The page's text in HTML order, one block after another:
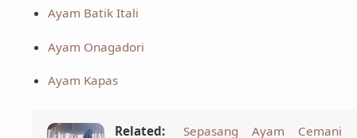
Ayam Batik Itali
Ayam Onagadori
Ayam Kapas
Related:
Sepasang Ayam Cemani